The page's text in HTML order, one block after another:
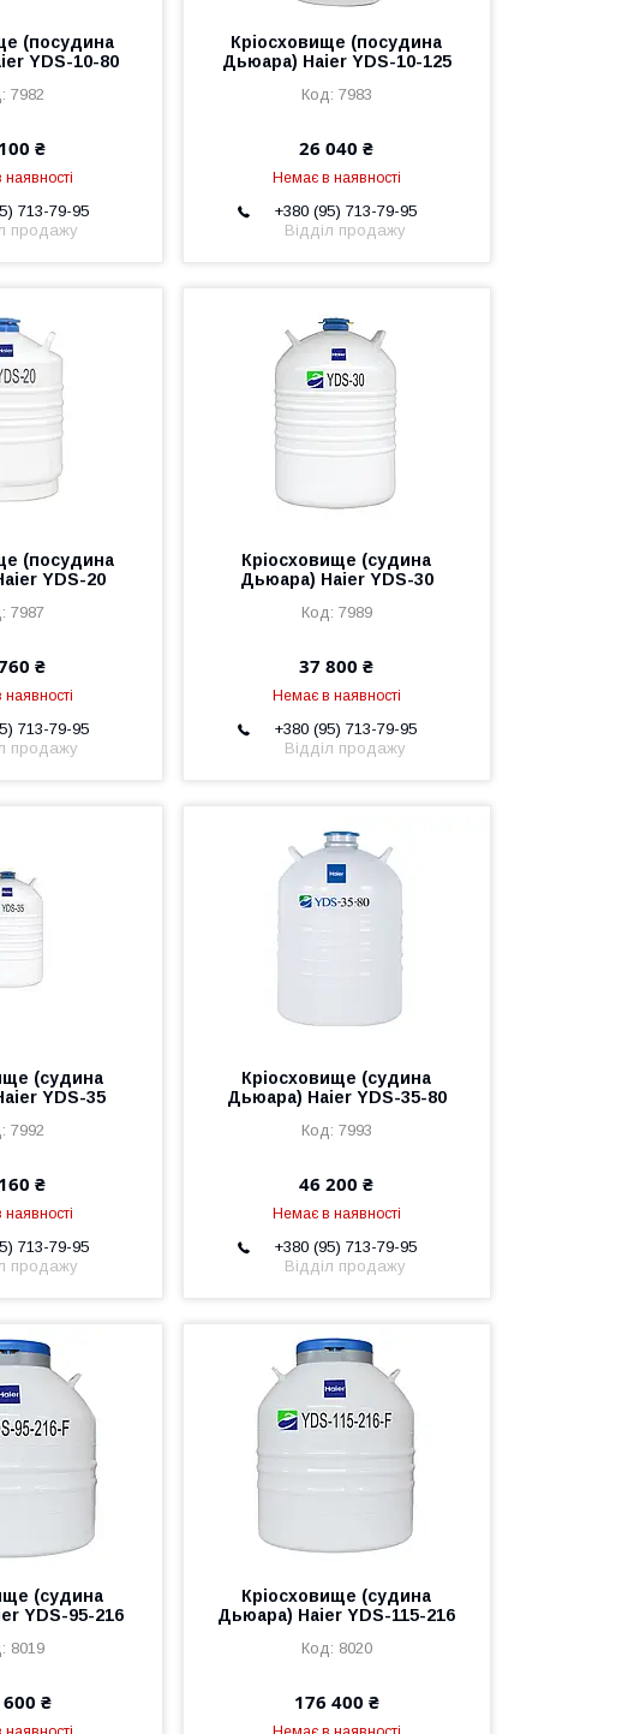
(посудина
YDS-10-80
7982
₴
713-79-95
продажу
Кріосховище (посудина
Дьюара) Haier YDS-10-125
7983
26 040 ₴
Немає в наявності
+380 (95) 713-79-95
Відділ продажу
(посудина
YDS-20
7987
₴
713-79-95
продажу
Кріосховище (судина
Дьюара) Haier YDS-30
7989
37 800 ₴
Немає в наявності
+380 (95) 713-79-95
Відділ продажу
(судина
YDS-35
7992
₴
713-79-95
продажу
Кріосховище (судина
Дьюара) Haier YDS-35-80
7993
46 200 ₴
Немає в наявності
+380 (95) 713-79-95
Відділ продажу
(судина
YDS-95-216
8019
₴
Кріосховище (судина
Дьюара) Haier YDS-115-216
8020
176 400 ₴